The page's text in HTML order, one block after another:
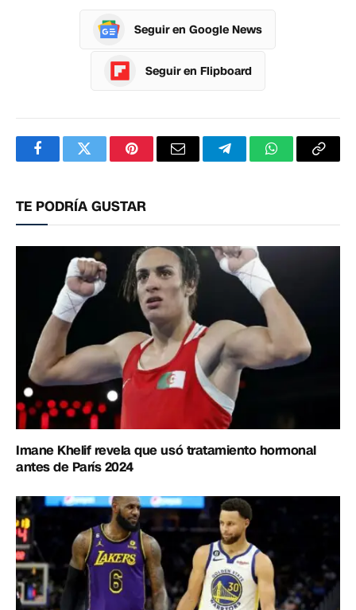
Seguir en Google News
Seguir en Flipboard
FacebookTwitterPinterestCorreoTelegramWhatsApp
TE PODRÍA GUSTAR
Imane Khelif revela que usó tratamiento hormonal
antes de París 2024